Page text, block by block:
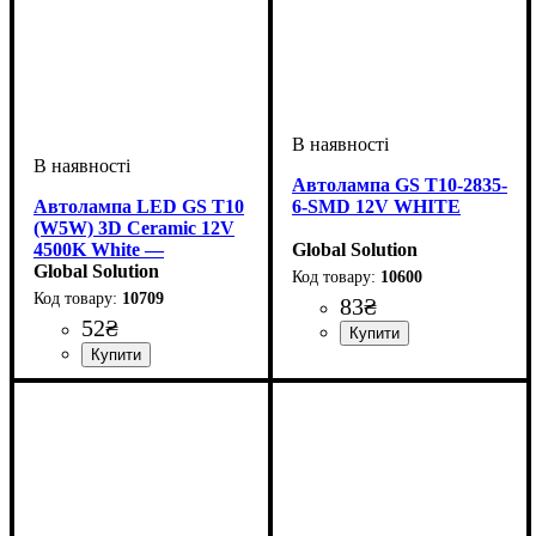
Автолампа LED GS T10
(W5W) 3D Ceramic 12V
4500K White —
керамічна лампа для
габаритів
Global Solution
10709
52₴
Призначення лампи:
Колір:: Білий
Напруга, V: 12V
Кількість в упаковці: 1 шт.
Автолампа GS T10-2835-
6-SMD 12V WHITE
Global Solution
10600
83₴
Габаритні вогні
2835SMD
SMD